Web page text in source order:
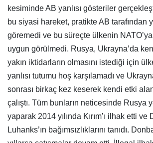
kesiminde AB yanlısı gösteriler
bu siyasi hareket, pratikte AB tarafından
göremedi ve bu süreçte ülkenin NATO’ya
uygun görülmedi. Rusya, Ukrayna’da
yakın iktidarların olmasını istediği için
yanlısı tutumu hoş karşılamadı ve
sonrası birkaç kez keserek kendi etki
çalıştı. Tüm bunların neticesinde Rusya
yaparak 2014 yılında Kırım’ı ilhak etti
Luhanks’ın bağımsızlıklarını tanıdı.